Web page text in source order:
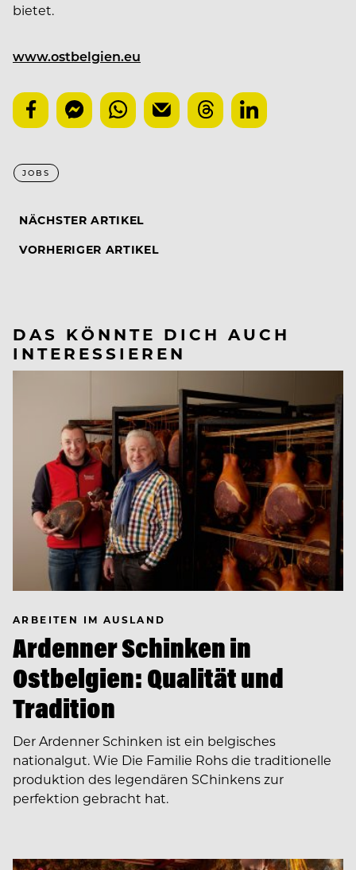
bietet.
www.ostbelgien.eu
JOBS
NÄCHSTER ARTIKEL
VORHERIGER ARTIKEL
DAS KÖNNTE DICH AUCH
INTERESSIEREN
ARBEITEN IM AUSLAND
Ardenner Schinken in
Ostbelgien: Qualität und
Tradition
Der Ardenner Schinken ist ein belgisches
nationalgut. Wie Die Familie Rohs die traditionelle
produktion des legendären SChinkens zur
perfektion gebracht hat.